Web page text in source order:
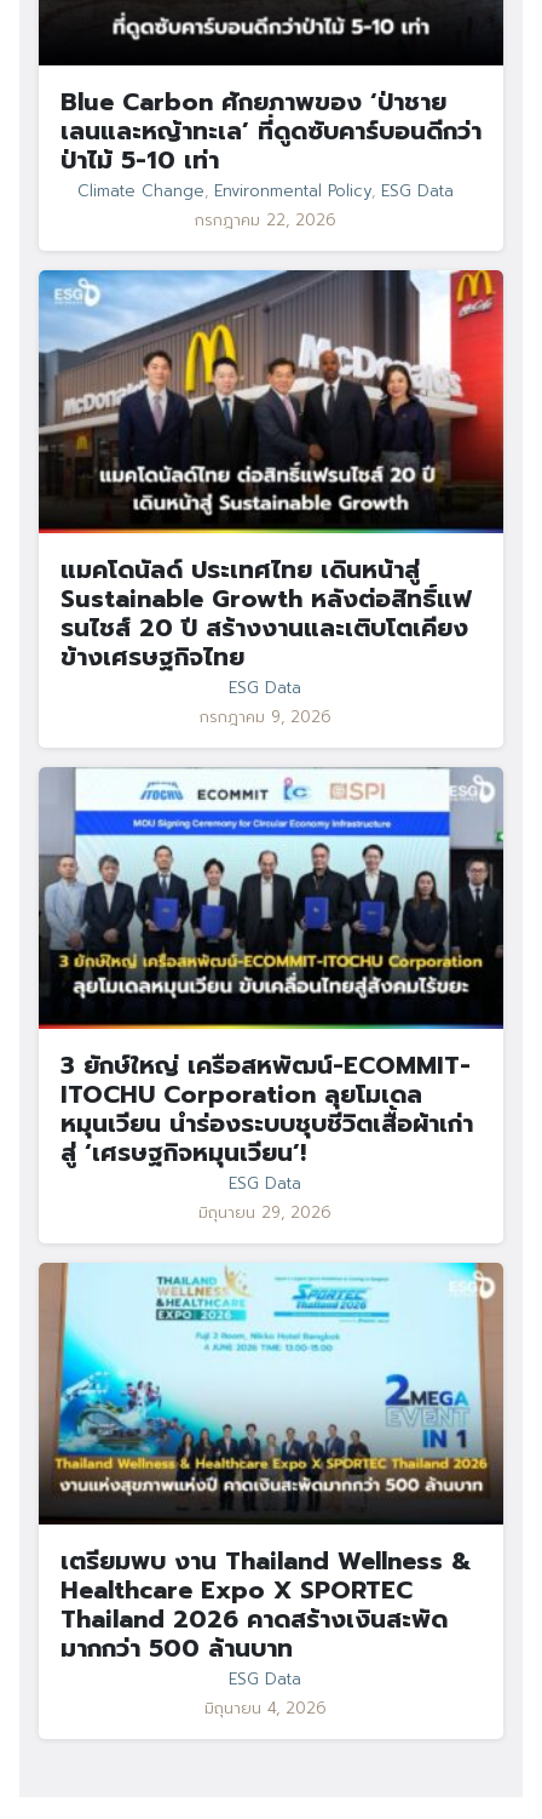
Blue Carbon ศักยภาพของ ‘ป่าชาย
เลนและหญ้าทะเล’ ที่ดูดซับคาร์บอนดีกว่า
ป่าไม้ 5-10 เท่า
Climate Change, Environmental Policy, ESG Data
กรกฎาคม 22, 2026
แมคโดนัลด์ ประเทศไทย เดินหน้าสู่
Sustainable Growth หลังต่อสิทธิ์แฟ
รนไชส์ 20 ปี สร้างงานและเติบโตเคียง
ข้างเศรษฐกิจไทย
ESG Data
กรกฎาคม 9, 2026
3 ยักษ์ใหญ่ เครือสหพัฒน์-ECOMMIT-
ITOCHU Corporation ลุยโมเดล
หมุนเวียน นำร่องระบบชุบชีวิตเสื้อผ้าเก่า
สู่ ‘เศรษฐกิจหมุนเวียน’!
ESG Data
มิถุนายน 29, 2026
เตรียมพบ งาน Thailand Wellness &
Healthcare Expo X SPORTEC
Thailand 2026 คาดสร้างเงินสะพัด
มากกว่า 500 ล้านบาท
ESG Data
มิถุนายน 4, 2026